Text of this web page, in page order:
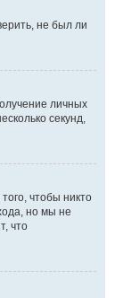
не был ли
личных
секунд,
чтобы никто
но мы не
что